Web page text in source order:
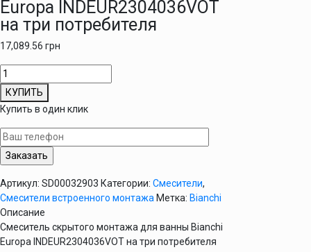
Europa INDEUR2304036VOT
на три потребителя
17,089.56 грн
Количество
товара
Смеситель
скрытого
монтажа
для
ванны
Europa
INDEUR2304036VOT
на
три
потребителя
КУПИТЬ
Купить в один клик
Артикул: SD00032903 Категории: Смесители,
Смесители встроенного монтажа Метка: Bianchi
Описание
Смеситель скрытого монтажа для ванны Bianchi
Europa INDEUR2304036VOT на три потребителя